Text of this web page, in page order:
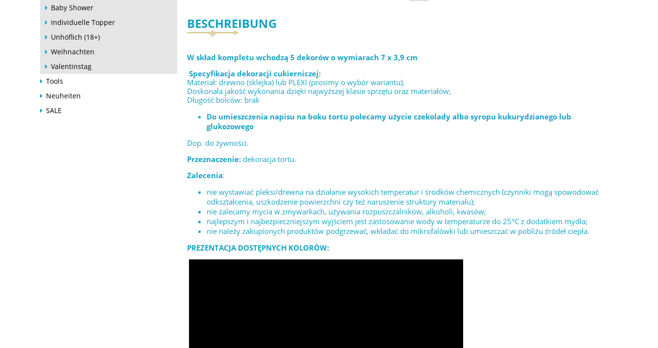
Baby Shower
Individuelle Topper
Unhöflich (18+)
Weihnachten
Valentinstag
Tools
Neuheiten
SALE
BESCHREIBUNG
W skład kompletu wchodzą 5 dekorów o wymiarach 7 x 3,9 cm
Specyfikacja dekoracji cukierniczej:
Materiał: drewno (sklejka) lub PLEXI (prosimy o wybór wariantu);
Doskonała jakość wykonania dzięki najwyższej klasie sprzętu oraz materiałów;
Długość bolców: brak
Do umieszczenia napisu na boku tortu polecamy użycie czekolady albo syropu kukurydzianego lub
glukozowego
Dop. do żywności.
Przeznaczenie: dekoracja tortu.
Zalecenia:
nie wystawiać pleksi/drewna na działanie wysokich temperatur i środków chemicznych (czynniki mogą spowodować
odkształcenia, uszkodzenie powierzchni czy też naruszenie struktury materiału);
nie zalecamy mycia w zmywarkach, używania rozpuszczalników, alkoholi, kwasów;
najlepszym i najbezpieczniejszym wyjściem jest zastosowanie wody w temperaturze do 25°C z dodatkiem mydła;
nie należy zakupionych produktów podgrzewać, wkładać do mikrofalówki lub umieszczać w pobliżu źródeł ciepła.
PREZENTACJA DOSTĘPNYCH KOLORÓW: